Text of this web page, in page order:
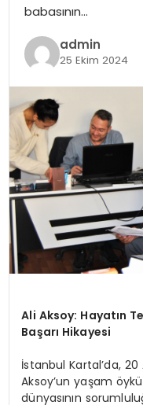
babasının…
admin
25 Ekim 2024
Ali Aksoy: Hayatın
Başarı Hikayesi
İstanbul Kartal’da, 20
Aksoy’un yaşam
dünyasının